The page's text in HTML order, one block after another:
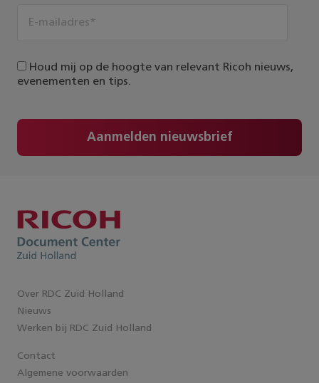
Houd mij op de hoogte van relevant Ricoh nieuws,
evenementen en tips.
Aanmelden nieuwsbrief
Over RDC Zuid Holland
Nieuws
Werken bij RDC Zuid Holland
Contact
Algemene voorwaarden